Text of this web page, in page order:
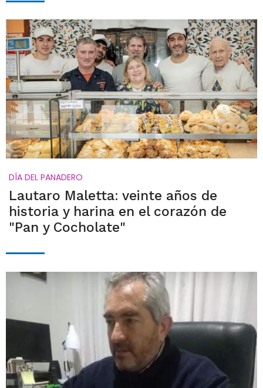
DÍA DEL PANADERO
Lautaro Maletta: veinte años de
historia y harina en el corazón de
"Pan y Cocholate"